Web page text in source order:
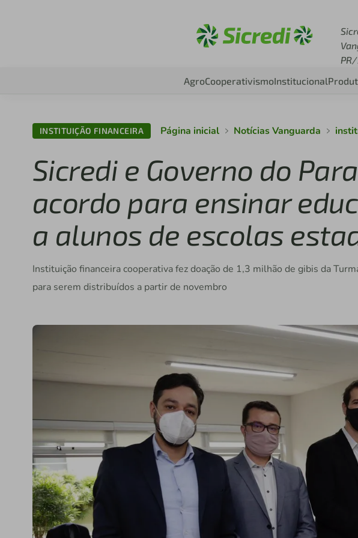
AgroCooperativismoInstitucional
INSTITUIÇÃO FINANCEIRA Página inicial Notícias Vanguarda
Sicredi e Governo do
acordo para ensinar
a alunos de escolas
Instituição financeira cooperativa fez doação de 1,3 milhão de gibis da
para serem distribuídos a partir de novembro